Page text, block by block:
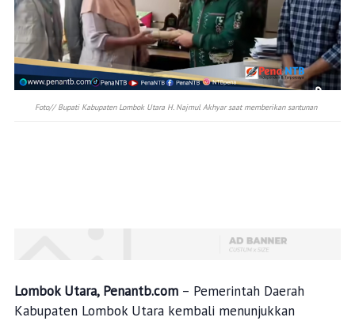
Foto// Bupati Kabupaten Lombok Utara H. Najmul Akhyar saat memberikan santunan
Lombok Utara, Penantb.com– Pemerintah Daerah
Kabupaten Lombok Utara kembali menunjukkan